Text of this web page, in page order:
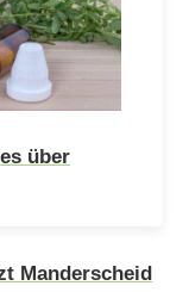
über
Manderscheid